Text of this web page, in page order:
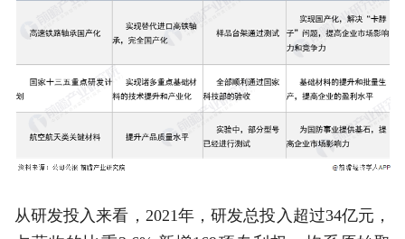
从研发投入来看，2021年，研发总投入超过34亿元，